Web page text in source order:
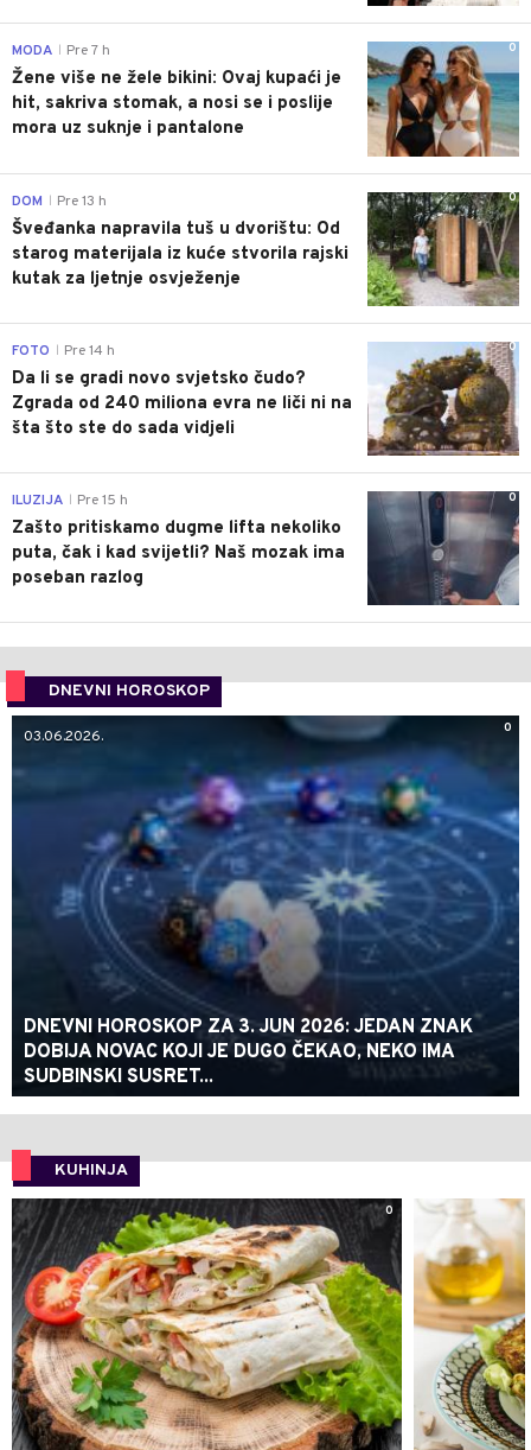
0
MODA Pre 7 h
Žene više ne žele bikini: Ovaj kupaći je
hit, sakriva stomak, a nosi se i poslije
mora uz suknje i pantalone
0
DOM Pre 13 h
Šveđanka napravila tuš u dvorištu: Od
starog materijala iz kuće stvorila rajski
kutak za ljetnje osvježenje
0
FOTO Pre 14 h
Da li se gradi novo svjetsko čudo?
Zgrada od 240 miliona evra ne liči ni na
šta što ste do sada vidjeli
0
ILUZIJA Pre 15 h
Zašto pritiskamo dugme lifta nekoliko
puta, čak i kad svijetli? Naš mozak ima
poseban razlog
DNEVNI HOROSKOP
0
03.06.2026.
DNEVNI HOROSKOP ZA 3. JUN 2026: JEDAN ZNAK
DOBIJA NOVAC KOJI JE DUGO ČEKAO, NEKO IMA
SUDBINSKI SUSRET...
KUHINJA
0